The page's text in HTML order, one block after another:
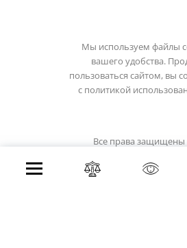
Мы используем файлы
вашего удобства.
пользоваться сайтом, вы
с политикой
Все права защищены